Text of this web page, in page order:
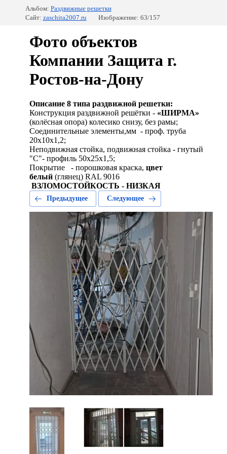
Альбом: Раздвижные решетки
Сайт: zaschita2007.ru Изображение: 63/157
Фото объектов
Компании Защита г.
Ростов-на-Дону
Описание 8 типа раздвижной решетки:
Конструкция раздвижной решётки - «ШИРМА»
(колёсная опора) колесико снизу, без рамы;
Соединительные элементы,мм - проф. труба
20х10х1,2;
Неподвижная стойка, подвижная стойка - гнутый
"С"- профиль 50х25х1,5;
Покрытие - порошковая краска, цвет
белый (глянец) RAL 9016
ВЗЛОМОСТОЙКОСТЬ - НИЗКАЯ
Предыдущее Следующее